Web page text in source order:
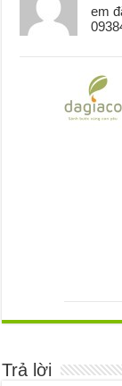
em
Trả lời